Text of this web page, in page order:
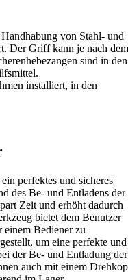
von Stahl- und
Der Griff kann je nach dem
sind in den
installiert, in den
perfektes und sicheres
des Be- und Entladens der
Zeit und erhöht dadurch
bietet dem Benutzer
Bediener zu
um eine perfekte und
der Be- und Entladung der
auch mit einem